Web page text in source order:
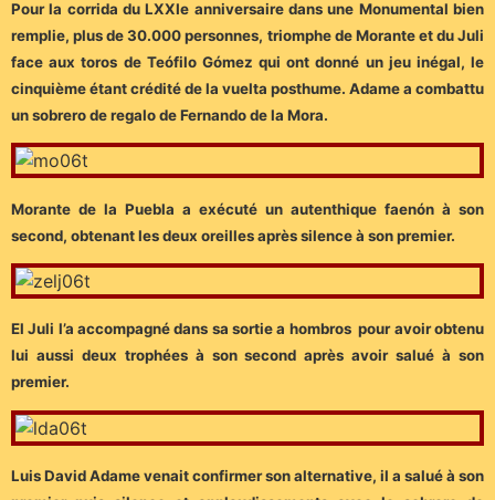
Pour la corrida du LXXIe anniversaire dans une Monumental bien
remplie, plus de 30.000 personnes, triomphe de Morante et du Juli
face aux toros de Teófilo Gómez qui ont donné un jeu inégal, le
cinquième étant crédité de la vuelta posthume. Adame a combattu
un sobrero de regalo de Fernando de la Mora.
Morante de la Puebla a exécuté un autenthique faenón à son
second, obtenant les deux oreilles après silence à son premier.
El Juli l’a accompagné dans sa sortie a hombros pour avoir obtenu
lui aussi deux trophées à son second après avoir salué à son
premier.
Luis David Adame venait confirmer son alternative, il a salué à son